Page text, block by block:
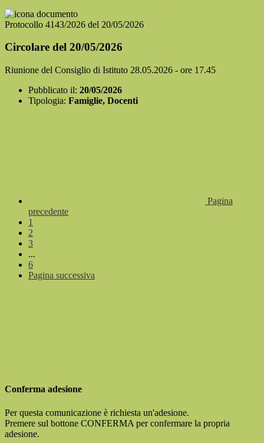
Protocollo 4143/2026 del 20/05/2026
Circolare del 20/05/2026
Riunione del Consiglio di Istituto 28.05.2026 - ore 17.45
Pubblicato il: 20/05/2026
Tipologia: Famiglie, Docenti
Pagina
precedente
1
2
3
...
6
Pagina successiva
Conferma adesione
Per questa comunicazione è richiesta un'adesione.
Premere sul bottone CONFERMA per confermare la propria
adesione.